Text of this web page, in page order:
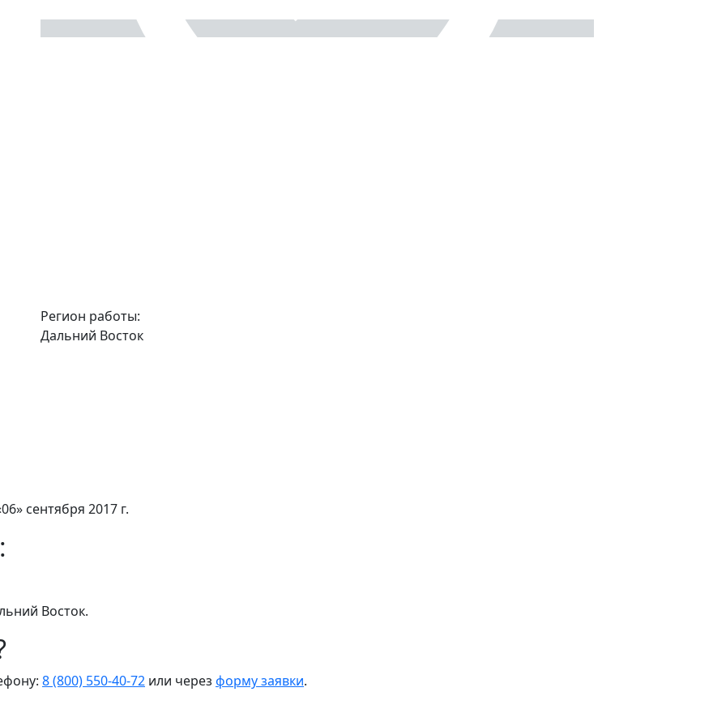
Регион работы:
Дальний Восток
сентября 2017 г.
Восток.
8 (800) 550-40-72 или через форму заявки.